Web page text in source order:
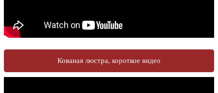
Кованая люстра, короткое видео